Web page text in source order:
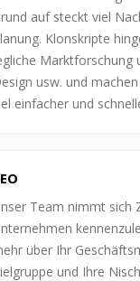
auf steckt viel
Klonskripte
Marktforschung
usw. und
einfacher und
Team nimmt sich
über Ihr
und Ihre